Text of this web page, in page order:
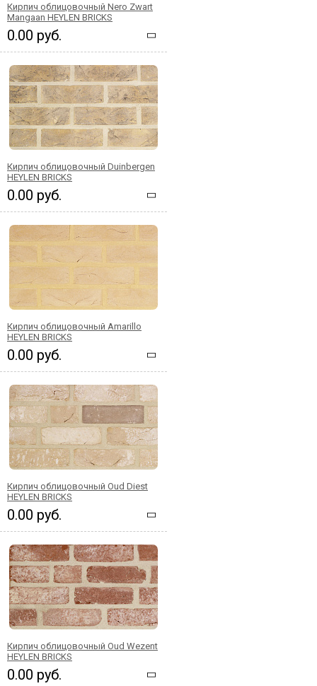
Кирпич облицовочный Nero Zwart
Mangaan HEYLEN BRICKS
0.00 руб.
Кирпич облицовочный Duinbergen
HEYLEN BRICKS
0.00 руб.
Кирпич облицовочный Amarillo
HEYLEN BRICKS
0.00 руб.
Кирпич облицовочный Oud Diest
HEYLEN BRICKS
0.00 руб.
Кирпич облицовочный Oud Wezent
HEYLEN BRICKS
0.00 руб.